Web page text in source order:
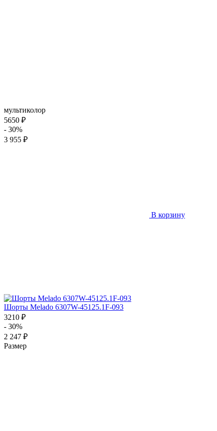
мультиколор
5650 ₽
- 30%
3 955 ₽
В корзину
Шорты Melado 6307W-45125.1F-093
3210 ₽
- 30%
2 247 ₽
Размер